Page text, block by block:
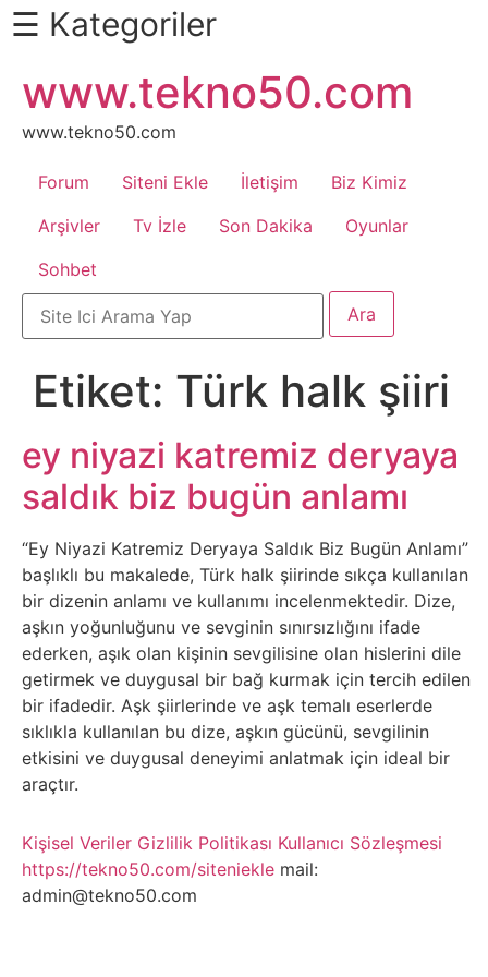
Daha
Fazlası
İçin
Kaydır
Android
Apk
Arabalar
Bankacılık
İşlemleri
Belgesel
Bilgi
Bilgisayar
Bilim
Bitcoin
Çizgi
Film
☰ Kategoriler
atla
www.tekno50.com
www.tekno50.com
Forum Siteni Ekle İletişim
Biz Kimiz
Arşivler
Tv İzle Son Dakika
Oyunlar
Sohbet
Etiket: Türk halk şiiri
ey niyazi katremiz deryaya
saldık biz bugün anlamı
“Ey Niyazi Katremiz Deryaya Saldık Biz Bugün Anlamı”
başlıklı bu makalede, Türk halk şiirinde sıkça kullanılan
bir dizenin anlamı ve kullanımı incelenmektedir. Dize,
aşkın yoğunluğunu ve sevginin sınırsızlığını ifade
ederken, aşık olan kişinin sevgilisine olan hislerini dile
getirmek ve duygusal bir bağ kurmak için tercih edilen
bir ifadedir. Aşk şiirlerinde ve aşk temalı eserlerde
sıklıkla kullanılan bu dize, aşkın gücünü, sevgilinin
etkisini ve duygusal deneyimi anlatmak için ideal bir
araçtır.
Kişisel Veriler Gizlilik Politikası Kullanıcı Sözleşmesi
https://tekno50.com/siteniekle mail:
admin@tekno50.com